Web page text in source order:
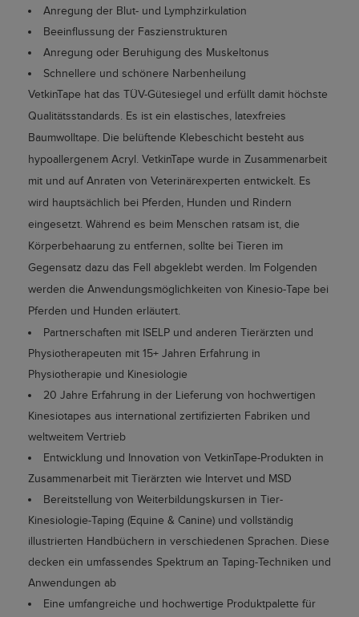
Anregung der Blut- und Lymphzirkulation
Beeinflussung der Faszienstrukturen
Anregung oder Beruhigung des Muskeltonus
Schnellere und schönere Narbenheilung
VetkinTape hat das TÜV-Gütesiegel und erfüllt damit höchste
Qualitätsstandards. Es ist ein elastisches, latexfreies
Baumwolltape. Die belüftende Klebeschicht besteht aus
hypoallergenem Acryl. VetkinTape wurde in Zusammenarbeit
mit und auf Anraten von Veterinärexperten entwickelt. Es
wird hauptsächlich bei Pferden, Hunden und Rindern
eingesetzt. Während es beim Menschen ratsam ist, die
Körperbehaarung zu entfernen, sollte bei Tieren im
Gegensatz dazu das Fell abgeklebt werden. Im Folgenden
werden die Anwendungsmöglichkeiten von Kinesio-Tape bei
Pferden und Hunden erläutert.
Partnerschaften mit ISELP und anderen Tierärzten und
Physiotherapeuten mit 15+ Jahren Erfahrung in
Physiotherapie und Kinesiologie
20 Jahre Erfahrung in der Lieferung von hochwertigen
Kinesiotapes aus international zertifizierten Fabriken und
weltweitem Vertrieb
Entwicklung und Innovation von VetkinTape-Produkten in
Zusammenarbeit mit Tierärzten wie Intervet und MSD
Bereitstellung von Weiterbildungskursen in Tier-
Kinesiologie-Taping (Equine & Canine) und vollständig
illustrierten Handbüchern in verschiedenen Sprachen. Diese
decken ein umfassendes Spektrum an Taping-Techniken und
Anwendungen ab
Eine umfangreiche und hochwertige Produktpalette für